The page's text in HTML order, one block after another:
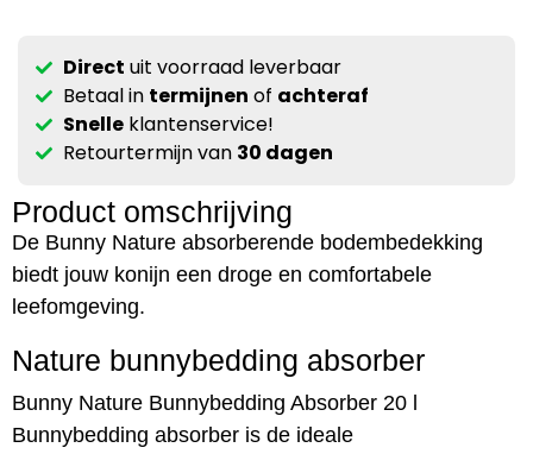
Direct uit voorraad leverbaar
Betaal in termijnen of achteraf
Snelleklantenservice!
Retourtermijn van 30 dagen
Product omschrijving
De Bunny Nature absorberende bodembedekking
biedt jouw konijn een droge en comfortabele
leefomgeving.
Nature bunnybedding absorber
Bunny Nature Bunnybedding Absorber 20 l
Bunnybedding absorber is de ideale